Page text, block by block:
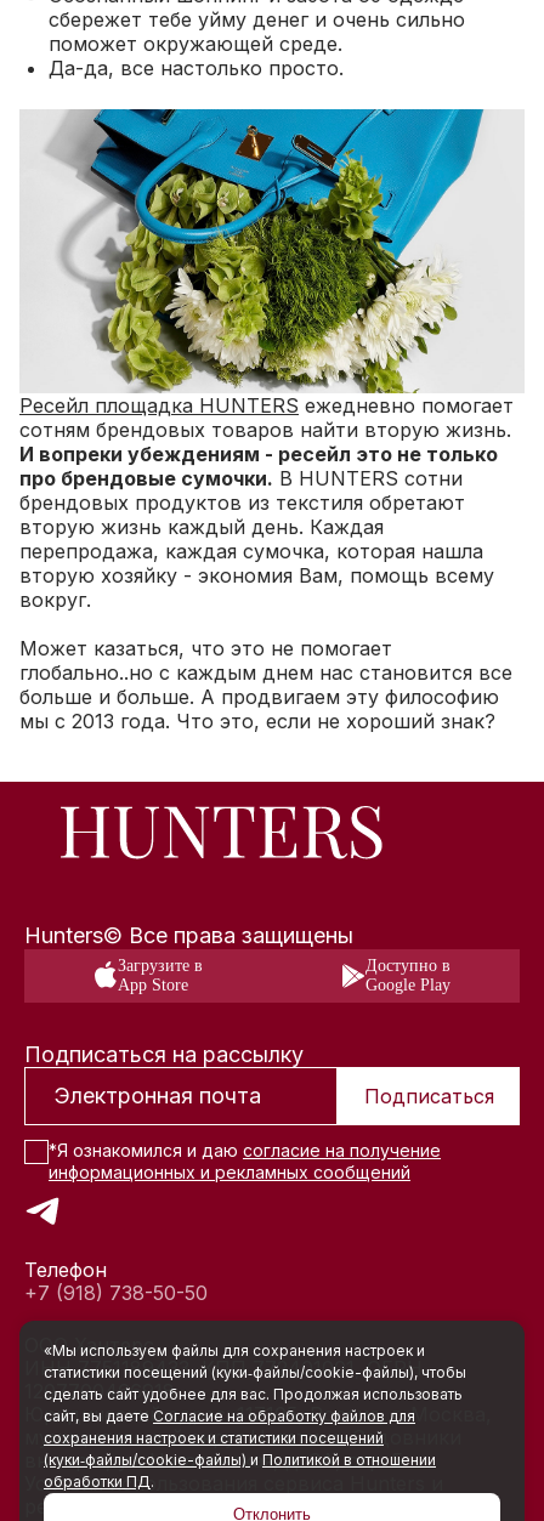
сбережет тебе уйму денег и очень сильно
поможет окружающей среде.
Да-да, все настолько просто.
Ресейл площадка HUNTERS ежедневно помогает
сотням брендовых товаров найти вторую жизнь.
И вопреки убеждениям - ресейл это не только
про брендовые сумочки. В HUNTERS сотни
брендовых продуктов из текстиля обретают
вторую жизнь каждый день. Каждая
перепродажа, каждая сумочка, которая нашла
вторую хозяйку - экономия Вам, помощь всему
вокруг.
Может казаться, что это не помогает
глобально..но с каждым днем нас становится все
больше и больше. А продвигаем эту философию
мы с 2013 года. Что это, если не хороший знак?
Hunters© Все права защищены
Загрузите в
App Store
Доступно в
Google Play
Подписаться на рассылку
Подписаться
*Я ознакомился и даю согласие на получение
информационных и рекламных сообщений
Телефон
+7 (918) 738-50-50
ООО Хантерс
ИНН 7751189433, КПП 772401001, ОГРН
1207700466918
Юридический адрес: 117105, Россия, г. Москва,
муниципальный округ Нагатино-Садовники
вн.тер.г., ул. Нагатинская, д. 3А, стр. 5
Условия использования сервиса Hunters и
реквизиты
«Мы используем файлы для сохранения настроек и
статистики посещений (куки‑файлы/cookie-файлы), чтобы
сделать сайт удобнее для вас. Продолжая использовать
сайт, вы даете Согласие на обработку файлов для
сохранения настроек и статистики посещений
(куки‑файлы/cookie-файлы) и Политикой в отношении
обработки ПД.
Отклонить